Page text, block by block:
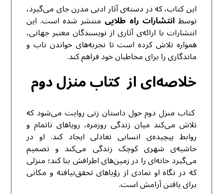
این کتاب، که در دسته‌ی آثار ادبی مدرن جای می‌گیرد،
توسطانتشارات راه طلایی منتشر شده است. این
انتشارات با ارائه‌ی آثاری از نویسندگان معتبر جهانی،
همواره تلاش کرده است تا تجربه‌های خواندن ناب و
ماندگاری را برای مخاطبان خود فراهم کند.
خلاصه‌ای از کتاب منزل دوم
کتاب منزل دوم حول داستان زنی روایت می‌شود که
تلاش می‌کند میان زندگی روزمره، رویاهای ناتمام و
روابط پیچیده‌ی انسانی تعادلی ایجاد کند. او در
حاشیه‌ی شهری کوچک زندگی می‌کند و تصمیم
می‌گیرد خانه‌ای را در زمین‌های اطرافش بنا کند؛ منزلی
که در نگاه او نمادی از رؤیاهای تحقق‌نیافته و مکانی
برای یافتن آرامش است.